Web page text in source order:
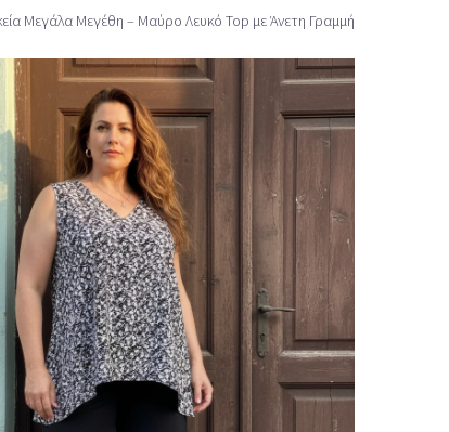
Μεγάλα Μεγέθη – Μαύρο Λευκό Top με Άνετη Γραμμή